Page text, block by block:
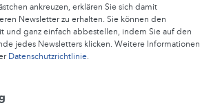
ankreuzen, erklären Sie sich damit
Newsletter zu erhalten. Sie können den
und ganz einfach abbestellen, indem Sie auf den
jedes Newsletters klicken. Weitere Informationen
Datenschutzrichtlinie.